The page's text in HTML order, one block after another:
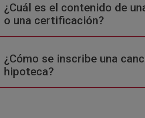
¿Cuál es el contenido de
o una certificación?
¿Cómo se inscribe una
hipoteca?